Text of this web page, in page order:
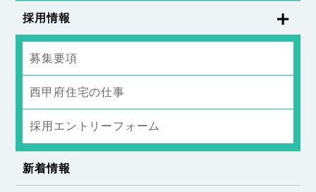
採用情報
募集要項
西甲府住宅の仕事
採用エントリーフォーム
新着情報